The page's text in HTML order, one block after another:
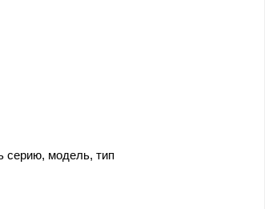
серию, модель, тип